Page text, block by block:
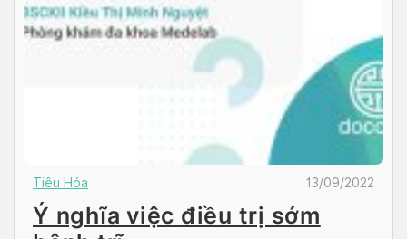
Tiêu Hóa 13/09/2022
Ý nghĩa việc điều trị sớm